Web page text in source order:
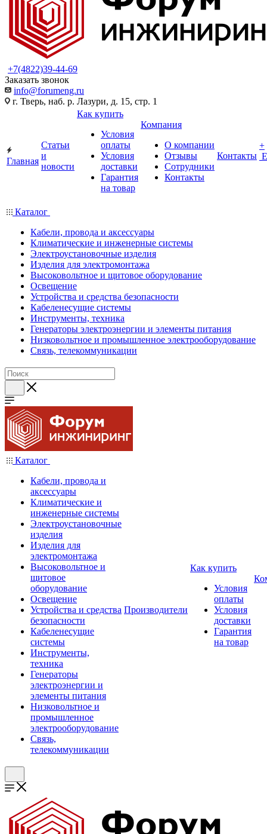
+7(4822)39-44-69
Заказать звонок
info@forumeng.ru
г. Тверь, наб. р. Лазури, д. 15, стр. 1
Главная
Статьи
и
новости
Как купить
Условия
оплаты
Условия
доставки
Гарантия
на товар
Компания
О компании
Отзывы
Сотрудники
Контакты
Контакты
+
Каталог
Кабели, провода и аксессуары
Климатические и инженерные системы
Электроустановочные изделия
Изделия для электромонтажа
Высоковольтное и щитовое оборудование
Освещение
Устройства и средства безопасности
Кабеленесущие системы
Инструменты, техника
Генераторы электроэнергии и элементы питания
Низковольтное и промышленное электрооборудование
Связь, телекоммуникации
Каталог
Кабели, провода и
аксессуары
Климатические и
инженерные системы
Электроустановочные
изделия
Изделия для
электромонтажа
Высоковольтное и
щитовое
оборудование
Освещение
Устройства и средства
безопасности
Кабеленесущие
системы
Инструменты,
техника
Генераторы
электроэнергии и
элементы питания
Низковольтное и
промышленное
электрооборудование
Связь,
телекоммуникации
Производители
Как купить
Условия
оплаты
Условия
доставки
Гарантия
на товар